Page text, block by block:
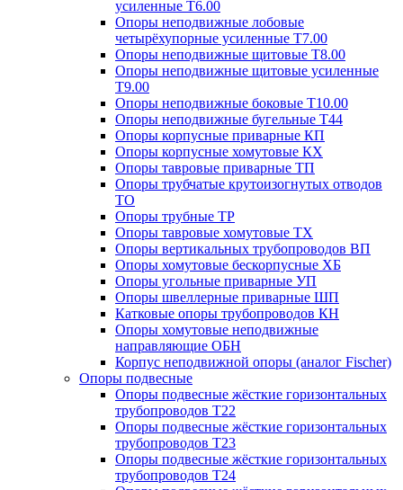
усиленные Т6.00
Опоры неподвижные лобовые
четырёхупорные усиленные Т7.00
Опоры неподвижные щитовые Т8.00
Опоры неподвижные щитовые усиленные
Т9.00
Опоры неподвижные боковые Т10.00
Опоры неподвижные бугельные Т44
Опоры корпусные приварные КП
Опоры корпусные хомутовые КХ
Опоры тавровые приварные ТП
Опоры трубчатые крутоизогнутых отводов
ТО
Опоры трубные ТР
Опоры тавровые хомутовые ТХ
Опоры вертикальных трубопроводов ВП
Опоры хомутовые бескорпусные ХБ
Опоры угольные приварные УП
Опоры швеллерные приварные ШП
Катковые опоры трубопроводов КН
Опоры хомутовые неподвижные
направляющие ОБН
Корпус неподвижной опоры (аналог Fischer)
Опоры подвесные
Опоры подвесные жёсткие горизонтальных
трубопроводов Т22
Опоры подвесные жёсткие горизонтальных
трубопроводов Т23
Опоры подвесные жёсткие горизонтальных
трубопроводов Т24